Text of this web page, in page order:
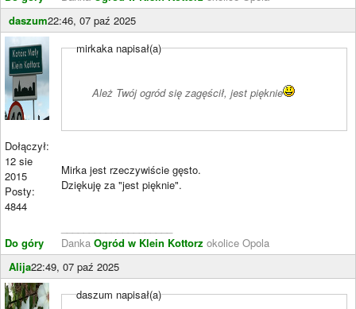
daszum22:46, 07 paź 2025
Dołączył:
12 sie
2015
Posty:
4844
Do góry
mirkaka napisał(a)
Ależ Twój ogród się zagęścił, jest pięknie
Mirka jest rzeczywiście gęsto.
Dziękuję za "jest pięknie".
Danka Ogród w Klein Kottorz okolice Opola
Alija22:49, 07 paź 2025
daszum napisał(a)